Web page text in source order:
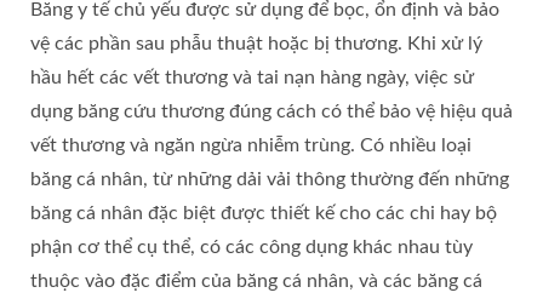
Băng y tế chủ yếu được sử dụng để bọc, ổn định và bảo
vệ các phần sau phẫu thuật hoặc bị thương. Khi xử lý
hầu hết các vết thương và tai nạn hàng ngày, việc sử
dụng băng cứu thương đúng cách có thể bảo vệ hiệu quả
vết thương và ngăn ngừa nhiễm trùng. Có nhiều loại
băng cá nhân, từ những dải vải thông thường đến những
băng cá nhân đặc biệt được thiết kế cho các chi hay bộ
phận cơ thể cụ thể, có các công dụng khác nhau tùy
thuộc vào đặc điểm của băng cá nhân, và các băng cá